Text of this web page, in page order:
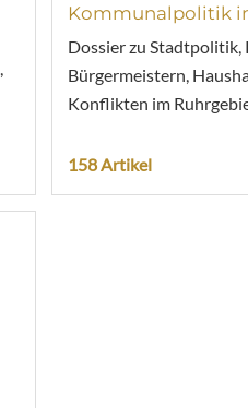
Kommunalpolitik
Dossier zu Stadtpolitik,
Bürgermeistern,
Konflikten im
158 Artikel